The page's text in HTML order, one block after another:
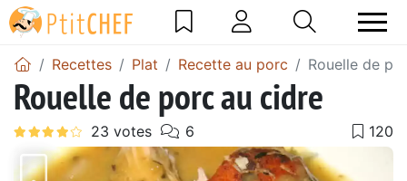
Recettes Plat Recette au porc Rouelle de
Rouelle de porc au cidre